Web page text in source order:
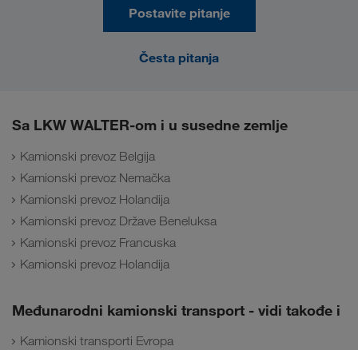
Postavite pitanje
Česta pitanja
Sa LKW WALTER-om i u susedne zemlje
Kamionski prevoz Belgija
Kamionski prevoz Nemačka
Kamionski prevoz Holandija
Kamionski prevoz Države Beneluksa
Kamionski prevoz Francuska
Kamionski prevoz Holandija
Međunarodni kamionski transport - vidi takođe i
Kamionski transporti Evropa